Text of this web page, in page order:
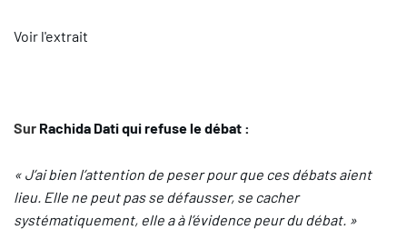
Voir l'extrait
Sur Rachida Dati qui refuse le débat :
« J’ai bien l’attention de peser pour que ces débats aient
lieu. Elle ne peut pas se défausser, se cacher
systématiquement, elle a à l’évidence peur du débat. »